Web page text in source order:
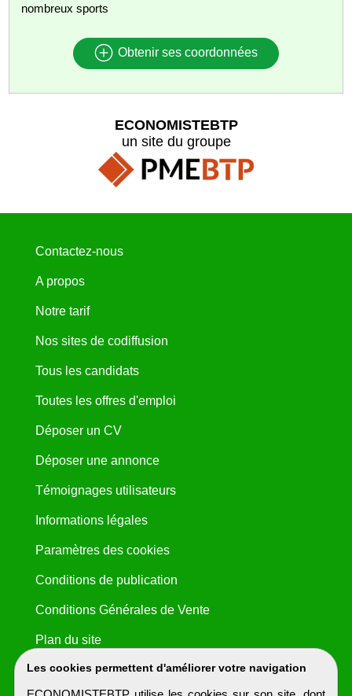
nombreux sports
Obtenir ses coordonnées
Les cookies permettent d'améliorer votre navigation
ECONOMISTEBTP
un site du groupe
Contactez-nous
A propos
Notre tarif
Nos sites de codiffusion
Tous les candidats
Toutes les offres d'emploi
Déposer un CV
Déposer une annonce
Témoignages utilisateurs
Informations légales
Paramètres des cookies
Conditions de publication
Conditions Générales de Vente
Plan du site